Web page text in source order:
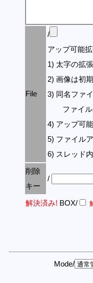
File
/
アップ可能
1) 太字の拡
2) 画像は初
3) 同名ファ
ファイル
4) アップ可
5) ファイル
6) スレッド
削除
キー
/
解決済み! BOX/
Mode/